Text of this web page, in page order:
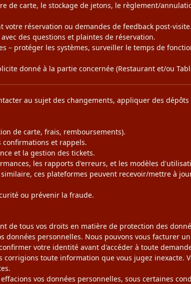
de carte, le stockage de jetons, le règlement/
réservation ou demandes de feedback post-visite.
des questions et plaintes de réservation.
– protéger les systèmes, surveiller le temps de
donné à la partie concernée (Restaurant et/ou
au sujet des changements, appliquer des
de carte, frais, remboursements).
confirmations et rappels.
et la gestion des tickets.
les rapports d'erreurs, et les modèles
ces plateformes peuvent recevoir/mettre à
ou prévenir la fraude.
de tous vos droits en matière de protection des
données personnelles. Nous pouvons vous facturer
votre identité avant d'accéder à toute
corrigions toute information que vous jugez inexacte.
vos données personnelles, sous certaines